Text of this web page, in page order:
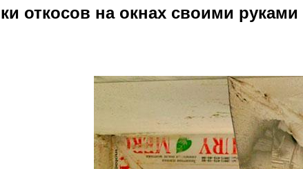
откосов на окнах своими руками